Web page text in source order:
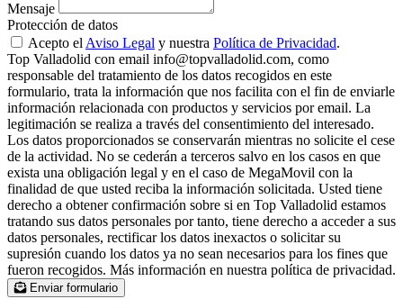
Mensaje
Protección de datos
Acepto el Aviso Legal y nuestra Política de Privacidad.
Top Valladolid con email info@topvalladolid.com, como
responsable del tratamiento de los datos recogidos en este
formulario, trata la información que nos facilita con el fin de enviarle
información relacionada con productos y servicios por email. La
legitimación se realiza a través del consentimiento del interesado.
Los datos proporcionados se conservarán mientras no solicite el cese
de la actividad. No se cederán a terceros salvo en los casos en que
exista una obligación legal y en el caso de MegaMovil con la
finalidad de que usted reciba la información solicitada. Usted tiene
derecho a obtener confirmación sobre si en Top Valladolid estamos
tratando sus datos personales por tanto, tiene derecho a acceder a sus
datos personales, rectificar los datos inexactos o solicitar su
supresión cuando los datos ya no sean necesarios para los fines que
fueron recogidos. Más información en nuestra política de privacidad.
Enviar formulario